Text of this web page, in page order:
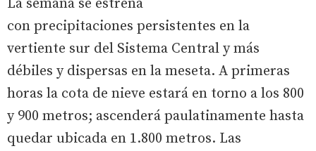
La semana se estrena
con precipitaciones persistentes en la
vertiente sur del Sistema Central y más
débiles y dispersas en la meseta. A primeras
horas la cota de nieve estará en torno a los 800
y 900 metros; ascenderá paulatinamente hasta
quedar ubicada en 1.800 metros. Las